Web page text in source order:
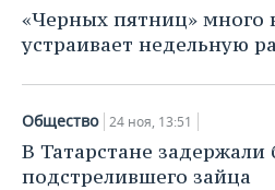
«Черных пятниц» много
устраивает недельную
Общество 24 ноя, 13:51
В Татарстане задержали
подстрелившего зайца